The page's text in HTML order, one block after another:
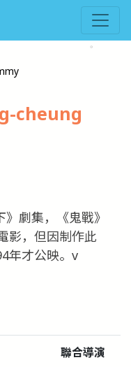
cheung
劇集，《鬼戰》
影，但因制作此
年才公映。v
聯合導演